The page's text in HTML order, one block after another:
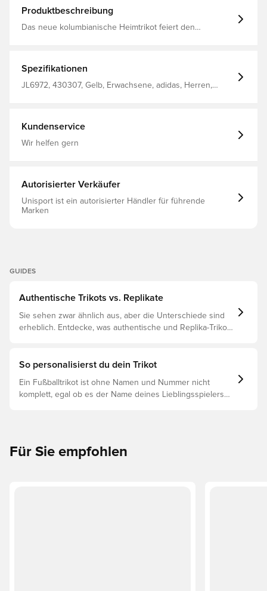
Produktbeschreibung
Das neue kolumbianische Heimtrikot feiert den
mit realen Details, symbolisiert durch gelbe
Schmetterlinge, die die Energie, Kreativität und Kultur
Kolumbiens einfangen. Das gleiche Design, das die
Spezifikationen
JL6972, 430307, Gelb, Erwachsene, adidas, Herren,
Kundenservice
Wir helfen gern
Autorisierter Verkäufer
Unisport ist ein autorisierter Händler für führende
Marken
GUIDES
Authentische Trikots vs. Replikate
Sie sehen zwar ähnlich aus, aber die Unterschiede sind
erheblich. Entdecke, was authentische und Replika-Trikots
So personalisierst du dein Trikot
Ein Fußballtrikot ist ohne Namen und Nummer nicht
komplett, egal ob es der Name deines Lieblingsspielers
Für Sie empfohlen